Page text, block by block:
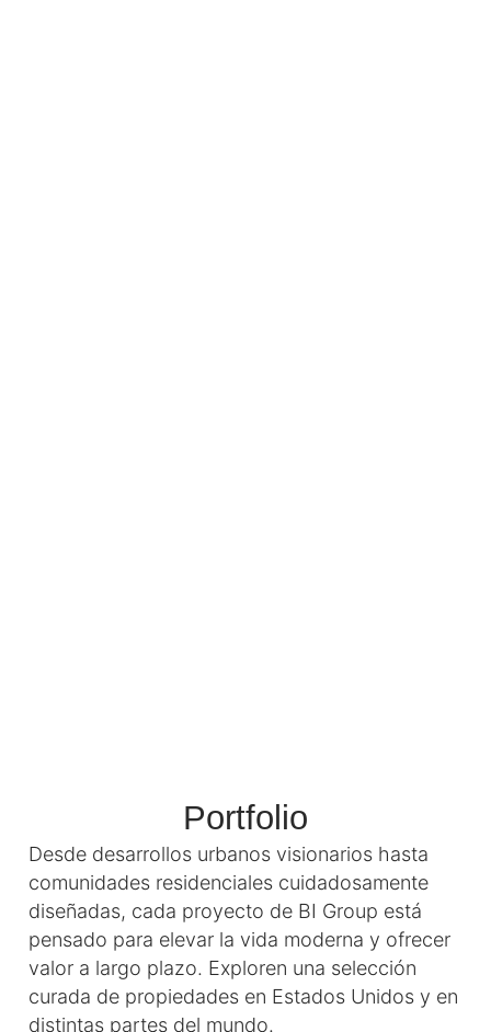
Portfolio
Desde desarrollos urbanos visionarios hasta
comunidades residenciales cuidadosamente
diseñadas, cada proyecto de BI Group está
pensado para elevar la vida moderna y ofrecer
valor a largo plazo. Exploren una selección
curada de propiedades en Estados Unidos y en
distintas partes del mundo.